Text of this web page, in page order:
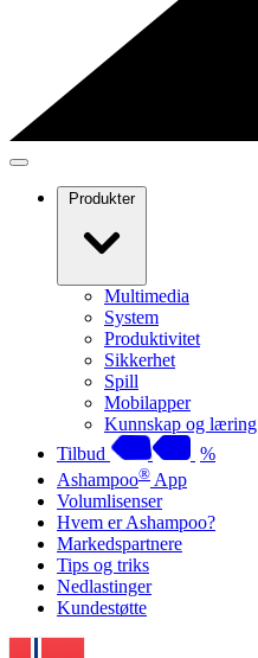
Produkter
Multimedia
System
Produktivitet
Sikkerhet
Spill
Mobilapper
Kunnskap og læring
Tilbud
%
Ashampoo® App
Volumlisenser
Hvem er Ashampoo?
Markedspartnere
Tips og triks
Nedlastinger
Kundestøtte